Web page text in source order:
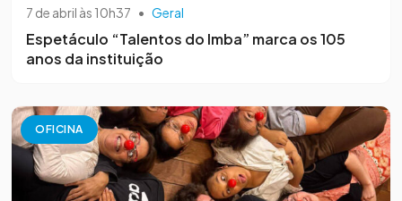
7 de abril às 10h37 • Geral
Espetáculo “Talentos do Imba” marca os 105
anos da instituição
OFICINA